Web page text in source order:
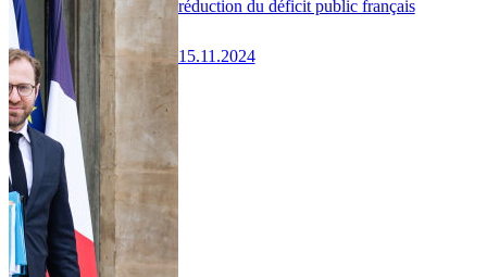
réduction du déficit public français
15.11.2024